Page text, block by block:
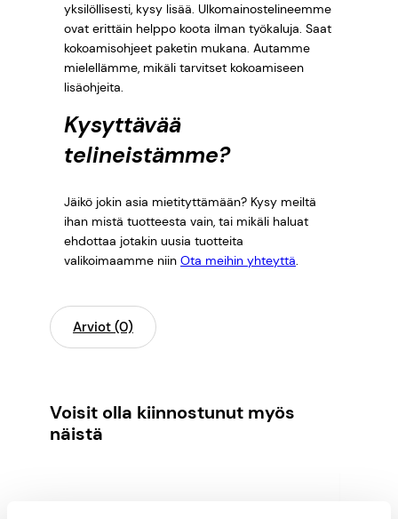
yksilöllisesti, kysy lisää. Ulkomainostelineemme
ovat erittäin helppo koota ilman työkaluja. Saat
kokoamisohjeet paketin mukana. Autamme
mielellämme, mikäli tarvitset kokoamiseen
lisäohjeita.
Kysyttävää
telineistämme?
Jäikö jokin asia mietityttämään? Kysy meiltä
ihan mistä tuotteesta vain, tai mikäli haluat
ehdottaa jotakin uusia tuotteita
valikoimaamme niin Ota meihin yhteyttä.
Arviot (0)
Voisit olla kiinnostunut myös
näistä